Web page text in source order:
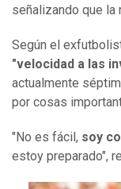
señalizando que la
Según el
"velocidad a las
actualmente
por cosas
"No es fácil, soy
estoy preparado",